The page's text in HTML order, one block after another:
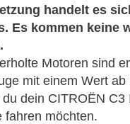
handelt es
Es kommen keine
Motoren sind
mit einem Wert ab
dein CITROËN C3
fahren möchten.